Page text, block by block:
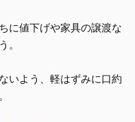
に値下げや家具の譲渡な
。
いよう、軽はずみに口約